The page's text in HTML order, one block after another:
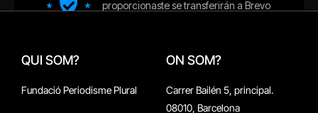
QUI SOM?
Fundació Periodisme Plural
ON SOM?
Carrer Bailén 5, principal.
08010, Barcelona